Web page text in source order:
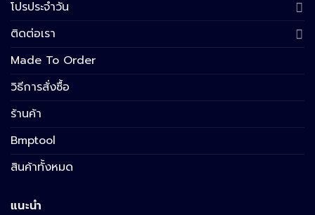
โปรประจำวัน
ติดต่อเรา
Made To Order
วิธีการสั่งซื้อ
ร้านค้า
Bmptool
สินค้าทั้งหมด
แนะนำ